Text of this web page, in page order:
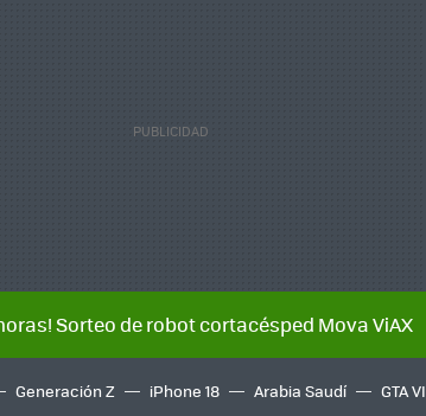
Sorteo de robot cortacésped Mova ViAX
Generación Z iPhone 18 Arabia Saudí GTA VI